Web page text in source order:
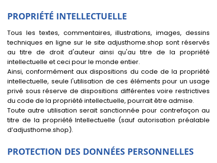
PROPRIÉTÉ INTELLECTUELLE
Tous les textes, commentaires, illustrations, images, dessins
techniques en ligne sur le site adjusthome.shop sont réservés
au titre de droit d'auteur ainsi qu'au titre de la propriété
intellectuelle et ceci pour le monde entier.
Ainsi, conformément aux dispositions du code de la propriété
intellectuelle, seule l'utilisation de ces éléments pour un usage
privé sous réserve de dispositions différentes voire restrictives
du code de la propriété intellectuelle, pourrait être admise.
Toute autre utilisation serait sanctionnée pour contrefaçon au
titre de la propriété Intellectuelle (sauf autorisation préalable
d’adjusthome.shop).
PROTECTION DES DONNÉES PERSONNELLES